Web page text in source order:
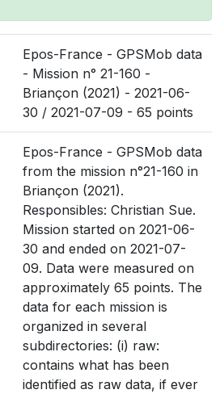
Epos-France - GPSMob data
- Mission n° 21-160 -
Briançon (2021) - 2021-06-
30 / 2021-07-09 - 65 points
Epos-France - GPSMob data
from the mission n°21-160 in
Briançon (2021).
Responsibles: Christian Sue.
Mission started on 2021-06-
30 and ended on 2021-07-
09. Data were measured on
approximately 65 points. The
data for each mission is
organized in several
subdirectories: (i) raw:
contains what has been
identified as raw data, if ever